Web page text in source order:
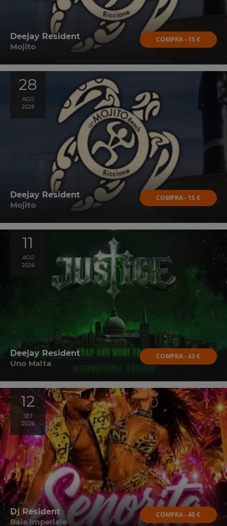
Deejay Resident
Mojito
COMPRA - 15 €
28
AGO
2026
Deejay Resident
Mojito
COMPRA - 15 €
11
AGO
2026
Deejay Resident
Uno Malta
COMPRA - 43 €
12
SET
2026
Dj Resident
Baia Imperiale
COMPRA - 40 €